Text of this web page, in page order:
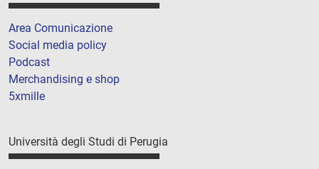
Area Comunicazione
Social media policy
Podcast
Merchandising e shop
5xmille
Università degli Studi di Perugia